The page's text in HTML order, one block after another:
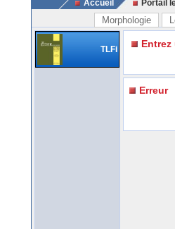
Accueil Portail
Morphologie
TLFi Entrez
Erreur